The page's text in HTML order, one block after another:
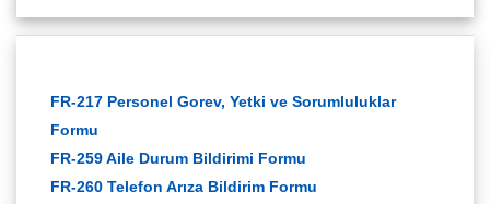
FR-217 Personel Gorev, Yetki ve Sorumluluklar
Formu
FR-259 Aile Durum Bildirimi Formu
FR-260 Telefon Arıza Bildirim Formu